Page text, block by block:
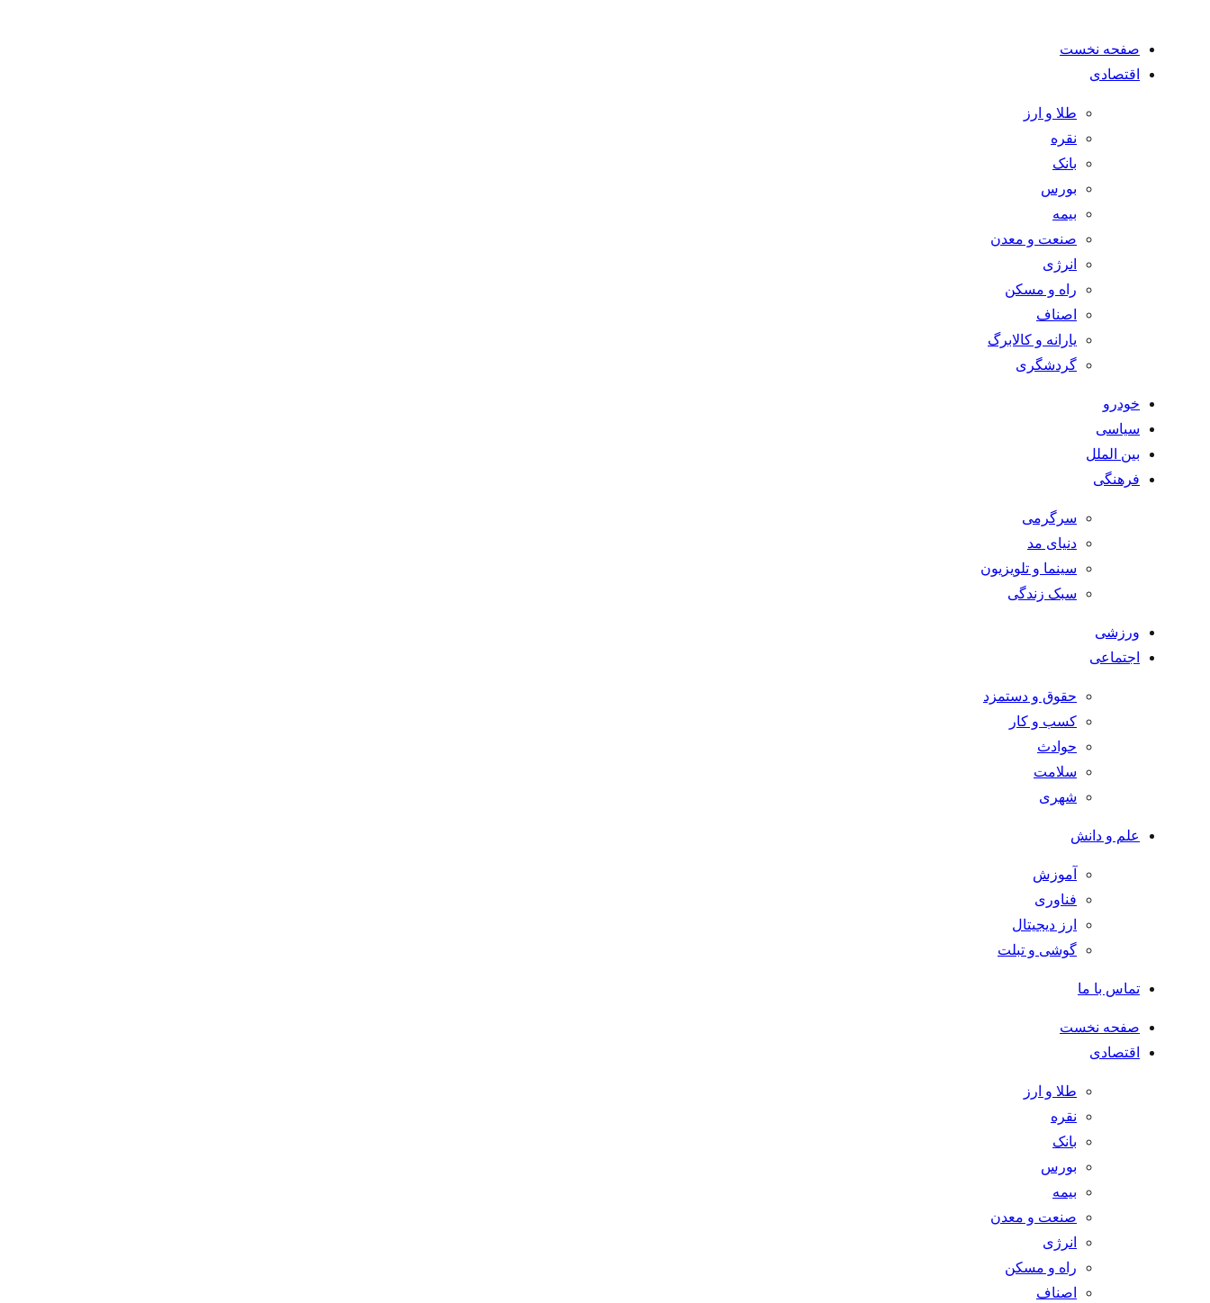
صفحه نخست
اقتصادی
طلا و ارز
نقره
بانک
بورس
بیمه
صنعت و معدن
انرژی
راه و مسکن
اصناف
یارانه و کالابرگ
گردشگری
خودرو
سیاسی
بین الملل
فرهنگی
سرگرمی
دنیای مد
سینما و تلویزیون
سبک زندگی
ورزشی
اجتماعی
حقوق و دستمزد
کسب و کار
حوادث
سلامت
شهری
علم و دانش
آموزش
فناوری
ارز دیجیتال
گوشی و تبلت
تماس با ما
صفحه نخست
اقتصادی
طلا و ارز
نقره
بانک
بورس
بیمه
صنعت و معدن
انرژی
راه و مسکن
اصناف